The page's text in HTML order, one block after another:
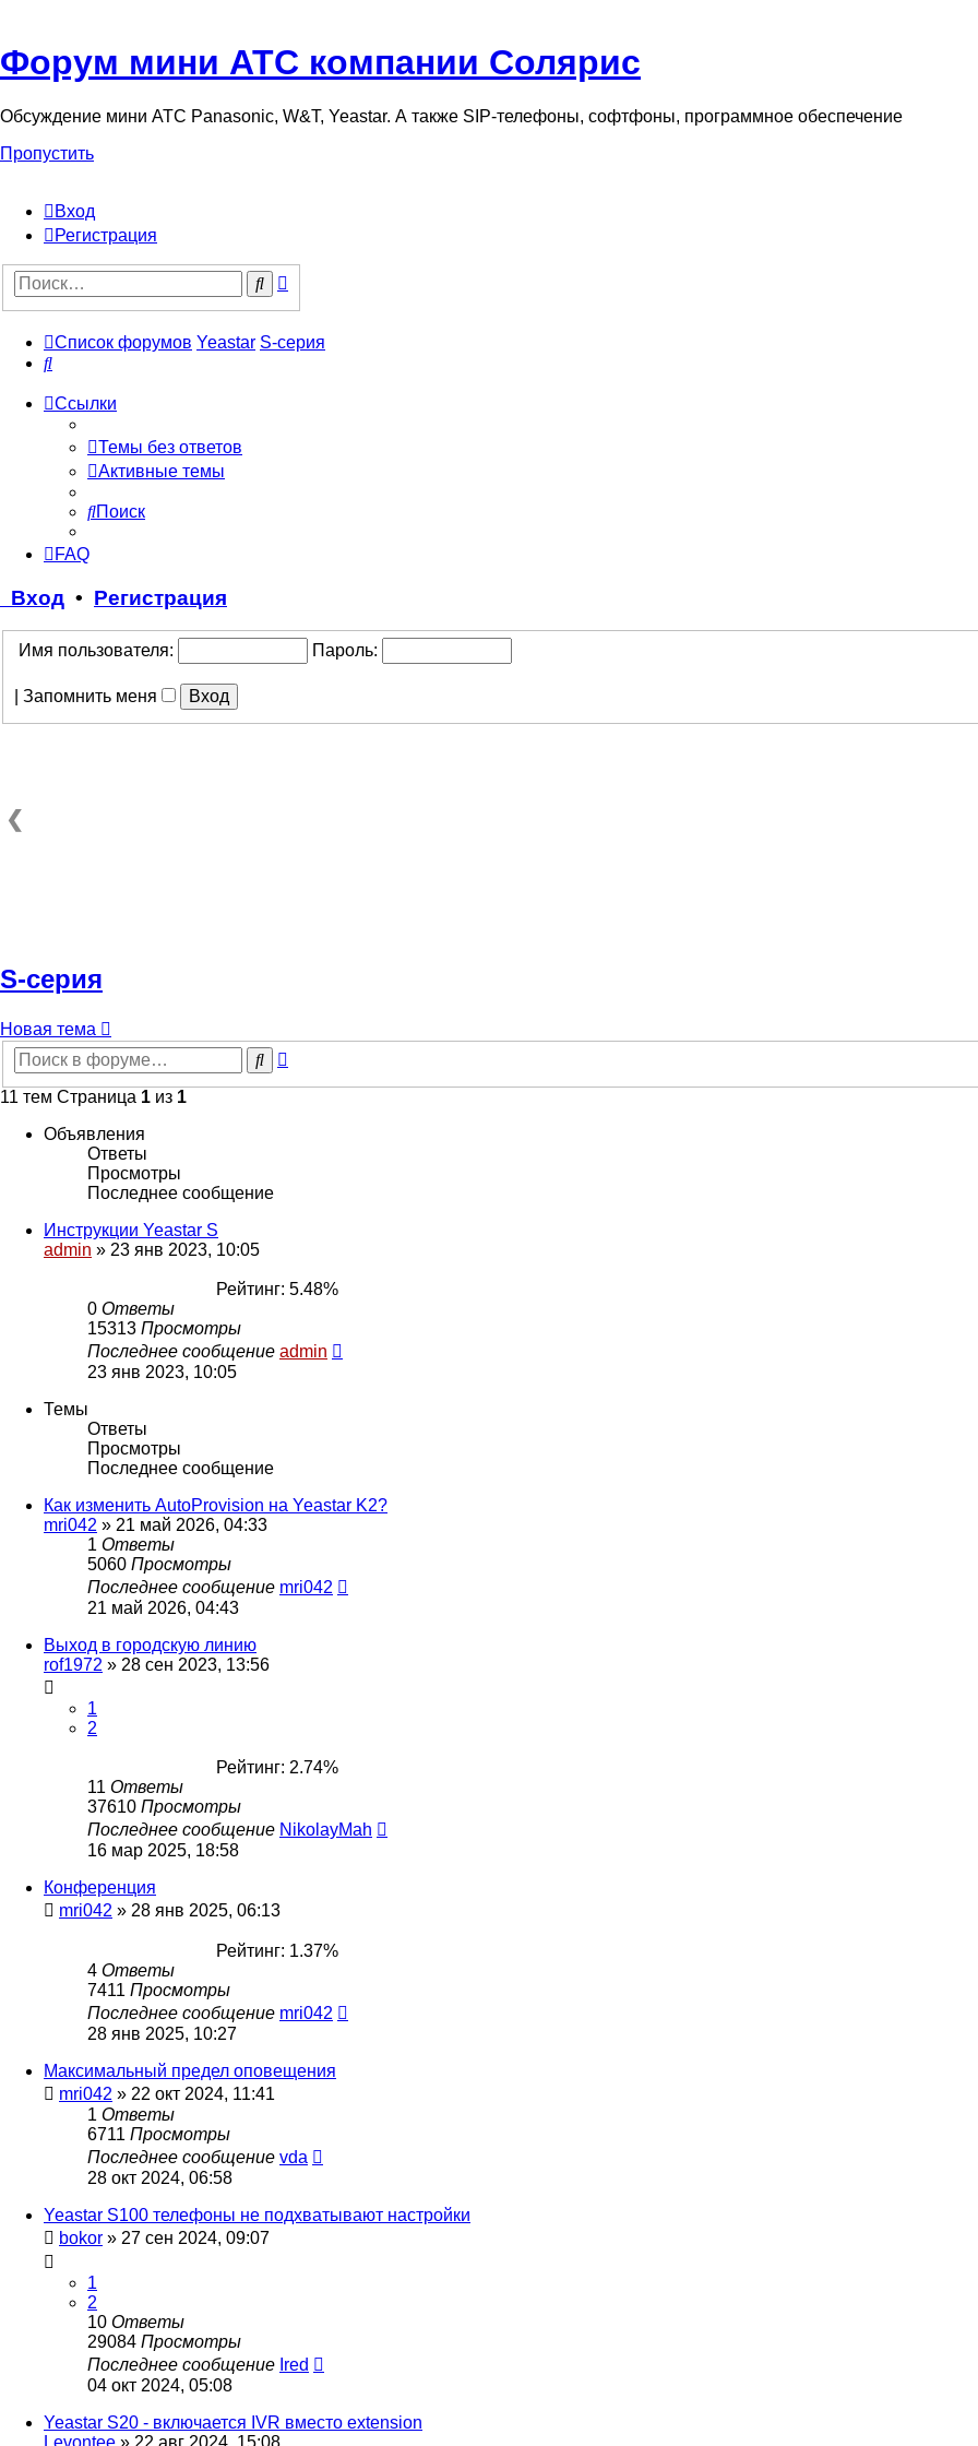
Форум мини АТС компании Солярис
Обсуждение мини АТС Panasonic, W&T, Yeastar. А также SIP-телефоны, софтфоны, программное обеспечение
Пропустить
Вход
Регистрация
Поиск
Список форумов Yeastar S-серия
Поиск
Ссылки
Темы без ответов
Активные темы
Поиск
FAQ
Вход • Регистрация
Имя пользователя: Пароль:
Запомнить меня
❮
S-серия
Новая тема
Поиск
11 тем Страница 1 из 1
Объявления
Ответы
Просмотры
Последнее сообщение
Инструкции Yeastar S
admin » 23 янв 2023, 10:05
Рейтинг: 5.48%
0 Ответы
15313 Просмотры
Последнее сообщение admin
23 янв 2023, 10:05
Темы
Ответы
Просмотры
Последнее сообщение
Как изменить AutoProvision на Yeastar K2?
mri042 » 21 май 2026, 04:33
1 Ответы
5060 Просмотры
Последнее сообщение mri042
21 май 2026, 04:43
Выход в городскую линию
rof1972 » 28 сен 2023, 13:56
1
2
Рейтинг: 2.74%
11 Ответы
37610 Просмотры
Последнее сообщение NikolayMah
16 мар 2025, 18:58
Конференция
mri042 » 28 янв 2025, 06:13
Рейтинг: 1.37%
4 Ответы
7411 Просмотры
Последнее сообщение mri042
28 янв 2025, 10:27
Максимальный предел оповещения
mri042 » 22 окт 2024, 11:41
1 Ответы
6711 Просмотры
Последнее сообщение vda
28 окт 2024, 06:58
Yeastar S100 телефоны не подхватывают настройки
bokor » 27 сен 2024, 09:07
1
2
10 Ответы
29084 Просмотры
Последнее сообщение Ired
04 окт 2024, 05:08
Yeastar S20 - включается IVR вместо extension